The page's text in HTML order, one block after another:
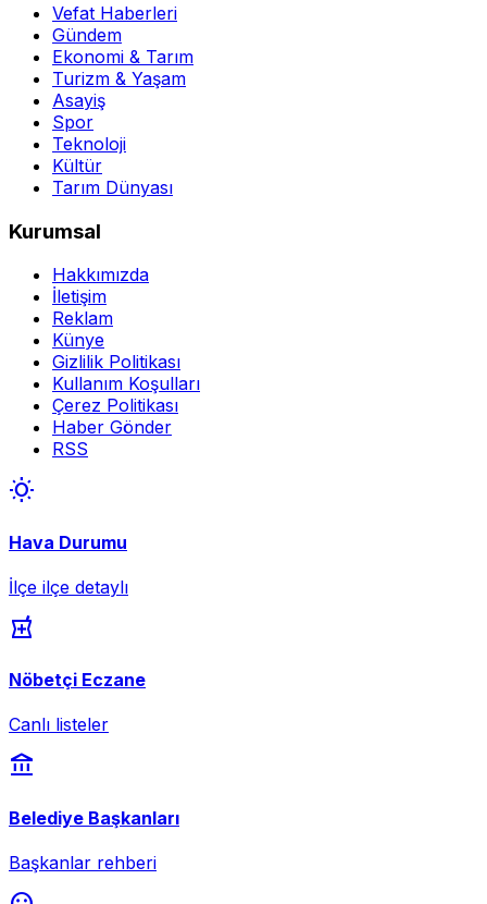
Vefat Haberleri
Gündem
Ekonomi & Tarım
Turizm & Yaşam
Asayiş
Spor
Teknoloji
Kültür
Tarım Dünyası
Kurumsal
Hakkımızda
İletişim
Reklam
Künye
Gizlilik Politikası
Kullanım Koşulları
Çerez Politikası
Haber Gönder
RSS
wb_sunny
Hava Durumu
İlçe ilçe detaylı
local_pharmacy
Nöbetçi Eczane
Canlı listeler
account_balance
Belediye Başkanları
Başkanlar rehberi